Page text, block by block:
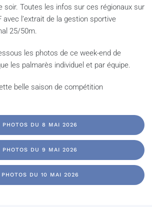
soir. Toutes les infos sur ces régionaux sur
avec l’extrait de la gestion sportive
25/50m.
les photos de ce week-end de
les palmarès individuel et par équipe.
belle saison de compétition
PHOTOS DU 8 MAI 2026
PHOTOS DU 9 MAI 2026
PHOTOS DU 10 MAI 2026